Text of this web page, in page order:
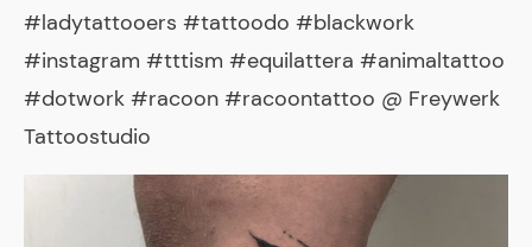
#ladytattooers #tattoodo #blackwork
#instagram #tttism #equilattera #animaltattoo
#dotwork #racoon #racoontattoo @ Freywerk
Tattoostudio